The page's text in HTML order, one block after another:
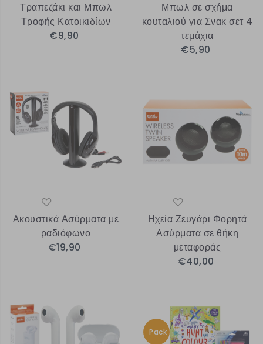
Τραπεζάκι και Μπωλ
Τροφής Κατοικιδίων
€9,90
Μπωλ σε σχήμα
κουταλιού για Σνακ σετ 4
τεμάχια
€5,90
Ακουστικά Ασύρματα με
ραδιόφωνο
€19,90
Ηχεία Ζευγάρι Φορητά
Ασύρματα σε θήκη
μεταφοράς
€40,00
Pack